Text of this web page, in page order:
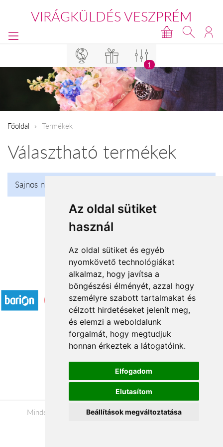
Az oldal sütiket
használ
Az oldal sütiket és egyéb
nyomkövető technológiákat
alkalmaz, hogy javítsa a
böngészési élményét, azzal hogy
személyre szabott tartalmakat és
célzott hirdetéseket jelenít meg,
és elemzi a weboldalunk
forgalmát, hogy megtudjuk
honnan érkeztek a látogatóink.
Elfogadom
Elutasítom
Beállítások megváltoztatása
VIRÁGKÜLDÉS VESZPRÉM
1
Főoldal Termékek
Választható termékek
Sajnos nincs talalat!
Elfogadott fizetési módok
Impresszum
Adatkezelési tájékoztató
Minden jog fenntartva © 2026 |+36 20 488-8362